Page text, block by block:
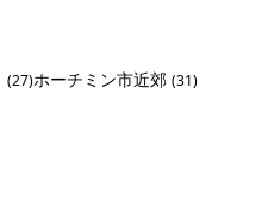
(27)ホーチミン市近郊 (31)